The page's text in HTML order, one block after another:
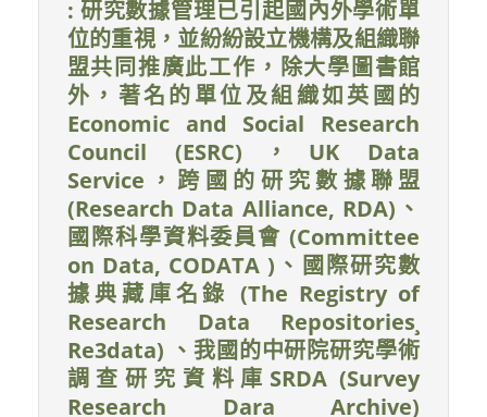
: 研究數據管理已引起國內外學術單
位的重視，並紛紛設立機構及組織聯
盟共同推廣此工作，除大學圖書館
外，著名的單位及組織如英國的
Economic and Social Research
Council (ESRC)，UK Data
Service，跨國的研究數據聯盟
(Research Data Alliance, RDA)、
國際科學資料委員會 (Committee
on Data, CODATA )、國際研究數
據典藏庫名錄 (The Registry of
Research Data Repositories¸
Re3data) 、我國的中研院研究學術
調查研究資料庫SRDA (Survey
Research Dara Archive)